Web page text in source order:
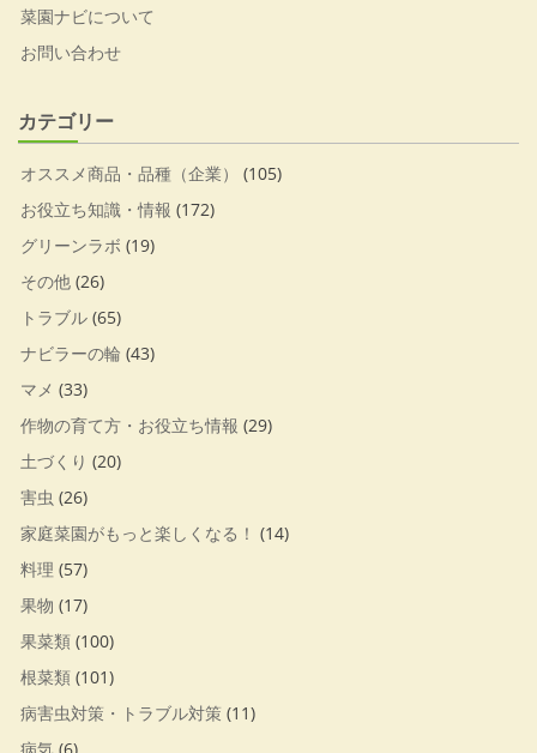
菜園ナビについて
お問い合わせ
カテゴリー
オススメ商品・品種（企業）
(105)
お役立ち知識・情報 (172)
グリーンラボ (19)
その他 (26)
トラブル (65)
ナビラーの輪 (43)
マメ (33)
作物の育て方・お役立ち情報 (29)
土づくり (20)
害虫 (26)
家庭菜園がもっと楽しくなる！ (14)
料理 (57)
果物 (17)
果菜類 (100)
根菜類 (101)
病害虫対策・トラブル対策 (11)
病気 (6)